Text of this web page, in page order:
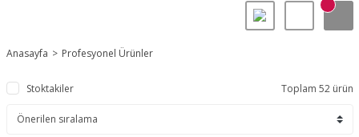
Anasayfa Profesyonel Ürünler
Stoktakiler Toplam 52 ürün